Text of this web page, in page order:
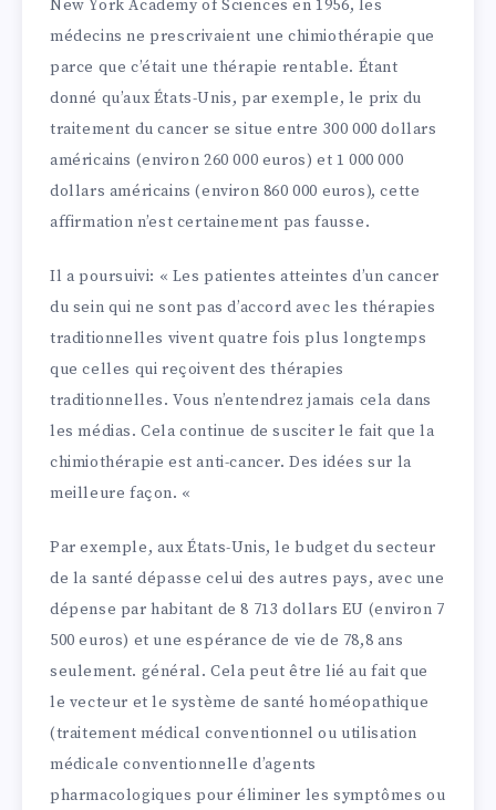
New York Academy of Sciences en 1956, les
médecins ne prescrivaient une chimiothérapie que
parce que c’était une thérapie rentable. Étant
donné qu’aux États-Unis, par exemple, le prix du
traitement du cancer se situe entre 300 000 dollars
américains (environ 260 000 euros) et 1 000 000
dollars américains (environ 860 000 euros), cette
affirmation n’est certainement pas fausse.
Il a poursuivi: « Les patientes atteintes d’un cancer
du sein qui ne sont pas d’accord avec les thérapies
traditionnelles vivent quatre fois plus longtemps
que celles qui reçoivent des thérapies
traditionnelles. Vous n’entendrez jamais cela dans
les médias. Cela continue de susciter le fait que la
chimiothérapie est anti-cancer. Des idées sur la
meilleure façon. «
Par exemple, aux États-Unis, le budget du secteur
de la santé dépasse celui des autres pays, avec une
dépense par habitant de 8 713 dollars EU (environ 7
500 euros) et une espérance de vie de 78,8 ans
seulement. général. Cela peut être lié au fait que
le vecteur et le système de santé homéopathique
(traitement médical conventionnel ou utilisation
médicale conventionnelle d’agents
pharmacologiques pour éliminer les symptômes ou